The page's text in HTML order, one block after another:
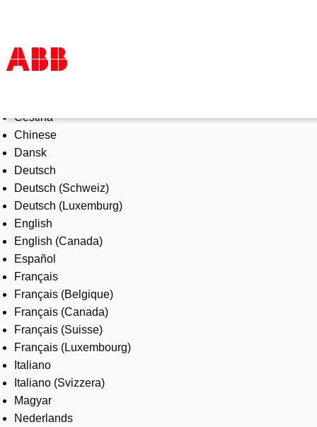
Products & Solutions
Industries
Services
About us
Where to buy
Contact us
Careers
Čeština
Chinese
Dansk
Deutsch
Deutsch (Schweiz)
Deutsch (Luxemburg)
English
English (Canada)
Español
Français
Français (Belgique)
Français (Canada)
Français (Suisse)
Français (Luxembourg)
Italiano
Italiano (Svizzera)
Magyar
Nederlands